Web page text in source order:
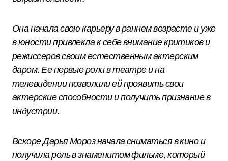
Она начала свою карьеру в раннем возрасте и уже
в юности привлекла к себе внимание критиков и
режиссеров своим естественным актерским
даром. Ее первые роли в театре и на
телевидении позволили ей проявить свои
актерские способности и получить признание в
индустрии.
Вскоре Дарья Мороз начала сниматься в кино и
получила роль в знаменитом фильме, который